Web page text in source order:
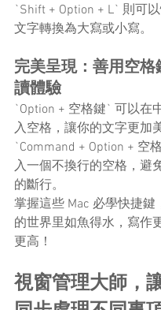
`Shift + Option + L` 則可
文字轉換為大寫或小寫。
完美呈現：善用空格
讀體驗
`Option + 空格鍵` 可以在
入空格，讓你的文字更加
`Command + Option + 空
入一個不換行的空格，避
的斷行。
掌握這些 Mac 必學快捷鍵
的世界里如魚得水，寫作
更高！
視窗管理大師，